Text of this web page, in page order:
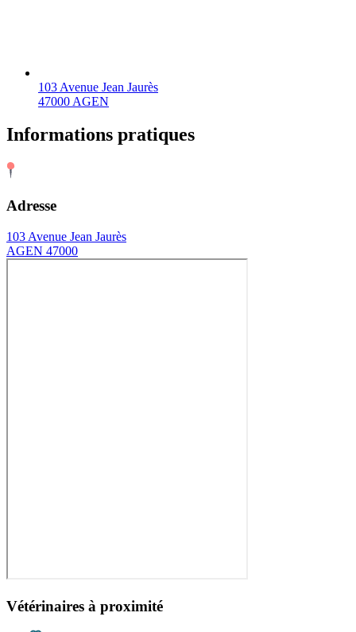
103 Avenue Jean Jaurès
47000 AGEN
Informations pratiques
Adresse
103 Avenue Jean Jaurès
AGEN 47000
Vétérinaires à proximité